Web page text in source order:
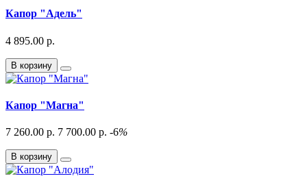
Капор "Адель"
4 895.00 р.
В корзину
Капор "Магна"
7 260.00 р. 7 700.00 р. -6%
В корзину